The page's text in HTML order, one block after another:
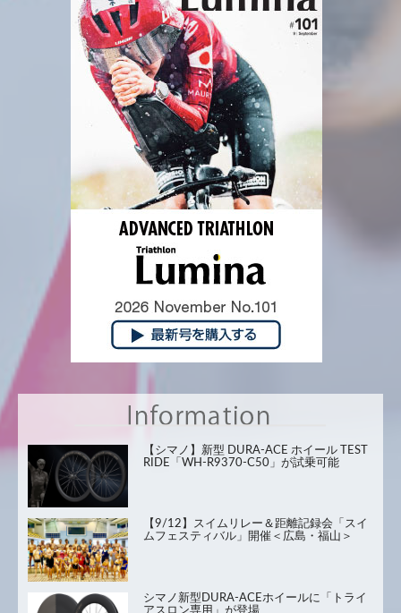
【シマノ】新型 DURA-ACE ホイール TEST
RIDE「WH-R9370-C50」が試乗可能
【9/12】スイムリレー＆距離記録会「スイ
ムフェスティバル」開催＜広島・福山＞
シマノ新型DURA-ACEホイールに「トライ
アスロン専用」が登場